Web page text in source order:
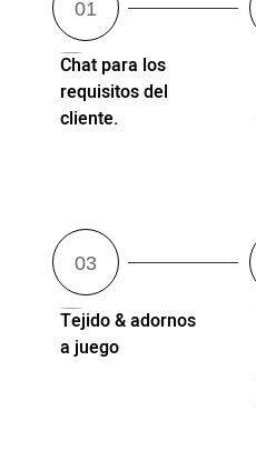
Chat para los
requisitos del
cliente.
Tejido & adornos
a juego